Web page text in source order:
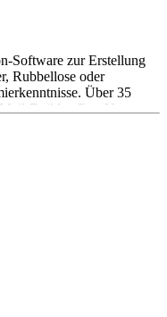
Software zur Erstellung
Rubbellose oder
Über 35
Builder, Pop-Ups,
unterstützen Marketing-